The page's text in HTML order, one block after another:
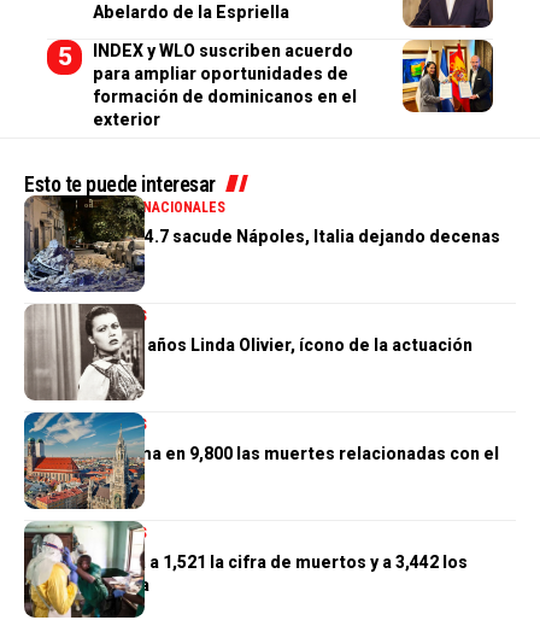
Abelardo de la Espriella
INDEX y WLO suscriben acuerdo
para ampliar oportunidades de
formación de dominicanos en el
exterior
Esto te puede interesar
GENERALESINTERNACIONALES
Terremoto de 4.7 sacude Nápoles, Italia dejando decenas
de heridos
INTERNACIONALES
Muere a los 97 años Linda Olivier, ícono de la actuación
venezolana
INTERNACIONALES
Alemania estima en 9,800 las muertes relacionadas con el
calor
INTERNACIONALES
El Congo eleva a 1,521 la cifra de muertos y a 3,442 los
casos de ébola